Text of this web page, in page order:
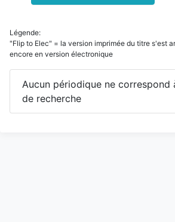
Légende:
"Flip to Elec" = la version imprimée du titre s'est
encore en version électronique
Aucun périodique ne correspond
de recherche